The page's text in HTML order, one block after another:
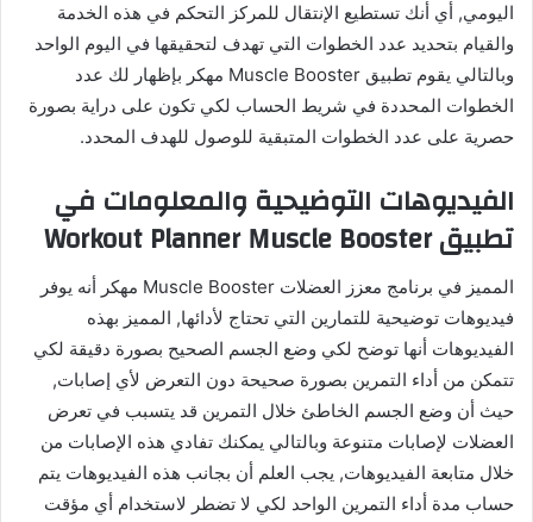
اليومي, أي أنك تستطيع الإنتقال للمركز التحكم في هذه الخدمة
والقيام بتحديد عدد الخطوات التي تهدف لتحقيقها في اليوم الواحد
وبالتالي يقوم تطبيق Muscle Booster مهكر بإظهار لك عدد
الخطوات المحددة في شريط الحساب لكي تكون على دراية بصورة
حصرية على عدد الخطوات المتبقية للوصول للهدف المحدد.
الفيديوهات التوضيحية والمعلومات في
تطبيق Workout Planner Muscle Booster
المميز في برنامج معزز العضلات Muscle Booster مهكر أنه يوفر
فيديوهات توضيحية للتمارين التي تحتاج لأدائها, المميز بهذه
الفيديوهات أنها توضح لكي وضع الجسم الصحيح بصورة دقيقة لكي
تتمكن من أداء التمرين بصورة صحيحة دون التعرض لأي إصابات,
حيث أن وضع الجسم الخاطئ خلال التمرين قد يتسبب في تعرض
العضلات لإصابات متنوعة وبالتالي يمكنك تفادي هذه الإصابات من
خلال متابعة الفيديوهات, يجب العلم أن بجانب هذه الفيديوهات يتم
حساب مدة أداء التمرين الواحد لكي لا تضطر لاستخدام أي مؤقت